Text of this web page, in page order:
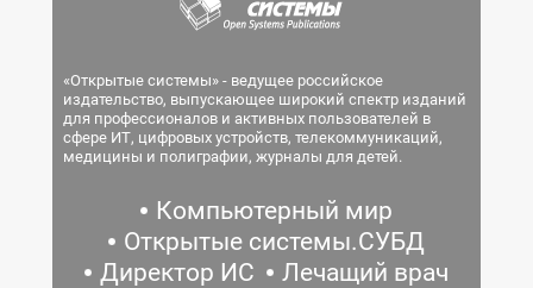
«Открытые системы» - ведущее российское
издательство, выпускающее широкий спектр изданий
для профессионалов и активных пользователей в
сфере ИТ, цифровых устройств, телекоммуникаций,
медицины и полиграфии, журналы для детей.
Компьютерный мир
Открытые системы.СУБД
Директор ИС
Лечащий врач